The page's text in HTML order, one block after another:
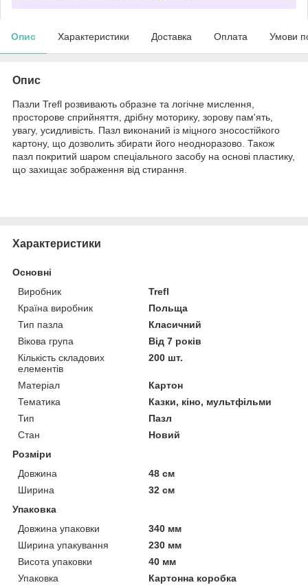
Опис Характеристики Доставка Оплата Умови
Опис
Пазли Trefl розвивають образне та логічне мислення,
просторове сприйняття, дрібну моторику, зорову пам'ять,
увагу, усидливість. Пазл виконаний із міцного зносостійкого
картону, що дозволить збирати його неодноразово. Також
пазл покритий шаром спеціального засобу на основі пластику,
що захищає зображення від стирання.
Характеристики
Основні
Виробник
Trefl
Країна виробник
Польща
Тип пазла
Класичний
Вікова група
Від 7 років
Кількість складових
елементів
200 шт.
Матеріал
Картон
Тематика
Казки, кіно, мультфільми
Тип
Пазл
Стан
Новий
Розміри
Довжина
48 см
Ширина
32 см
Упаковка
Довжина упаковки
340 мм
Ширина упакування
230 мм
Висота упаковки
40 мм
Упаковка
Картонна коробка